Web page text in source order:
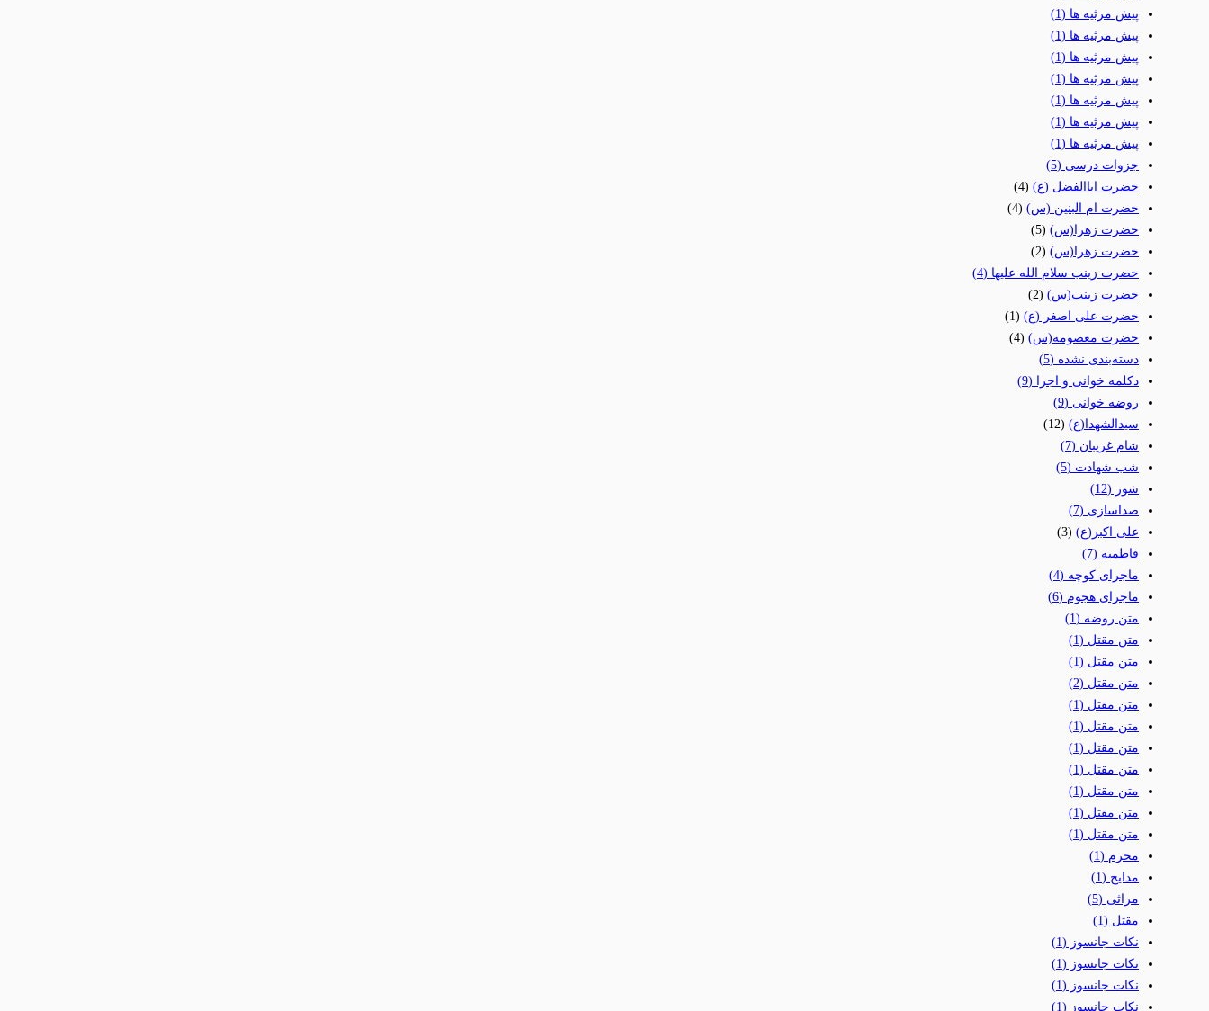
پیش مرثیه ها (1)
پیش مرثیه ها (1)
پیش مرثیه ها (1)
پیش مرثیه ها (1)
پیش مرثیه ها (1)
پیش مرثیه ها (1)
پیش مرثیه ها (1)
جزوات درسی (5)
حضرت اباالفضل (ع) (4)
حضرت ام البنین (س) (4)
حضرت زهرا(س) (5)
حضرت زهرا(س) (2)
حضرت زینب سلام الله علیها (4)
حضرت زینب(س) (2)
حضرت علی اصغر (ع) (1)
حضرت معصومه(س) (4)
دسته‌بندی نشده (5)
دکلمه خوانی و اجرا (9)
روضه خوانی (9)
سیدالشهدا(ع) (12)
شام غریبان (7)
شب شهادت (5)
شور (12)
صداسازی (7)
علی اکبر(ع) (3)
فاطمیه (7)
ماجرای کوچه (4)
ماجرای هجوم (6)
متن روضه (1)
متن مقتل (1)
متن مقتل (1)
متن مقتل (2)
متن مقتل (1)
متن مقتل (1)
متن مقتل (1)
متن مقتل (1)
متن مقتل (1)
متن مقتل (1)
متن مقتل (1)
محرم (1)
مدایح (1)
مراثی (5)
مقتل (1)
نکات جانسوز (1)
نکات جانسوز (1)
نکات جانسوز (1)
نکات جانسوز (1)